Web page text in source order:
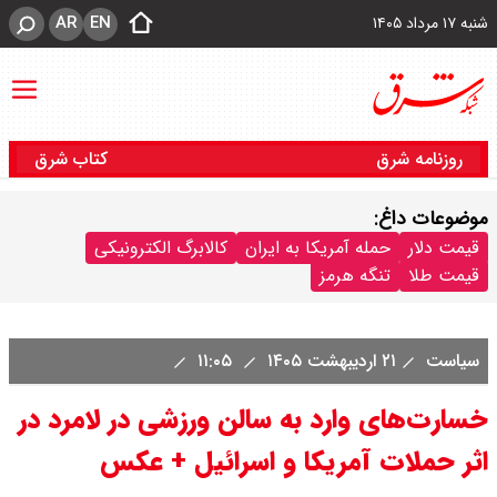
شنبه ۱۷ مرداد ۱۴۰۵ EN
AR
روزنامه شرق کتاب شرق
موضوعات داغ:
قیمت دلار حمله آمریکا به ایران
کالابرگ الکترونیکی
قیمت طلا
تنگه هرمز
سیاست ۲۱ اردیبهشت ۱۴۰۵
خسارت‌های وارد به سالن ورزشی در لامرد در
اثر حملات آمریکا و اسرائیل + عکس